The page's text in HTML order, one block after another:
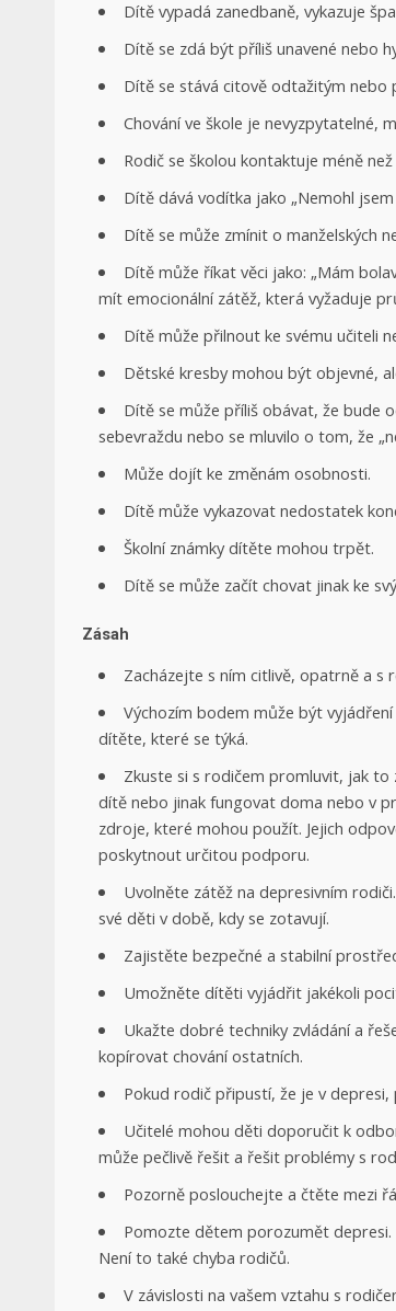
Dítě vypadá zanedbaně, vykazuje
Dítě se zdá být příliš unavené nebo
Dítě se stává citově odtažitým nebo
Chování ve škole je nevyzpytatelné,
Rodič se školou kontaktuje méně
Dítě dává vodítka jako „Nemohl
Dítě se může zmínit o manželských
Dítě může říkat věci jako: „Mám
mít emocionální zátěž, která vyžaduje
Dítě může přilnout ke svému učiteli
Dětské kresby mohou být objevné,
Dítě se může příliš obávat, že bude
sebevraždu nebo se mluvilo o tom, že
Může dojít ke změnám osobnosti.
Dítě může vykazovat nedostatek
Školní známky dítěte mohou trpět.
Dítě se může začít chovat jinak ke
Zásah
Zacházejte s ním citlivě, opatrně a s
Výchozím bodem může být
dítěte, které se týká.
Zkuste si s rodičem promluvit, jak
dítě nebo jinak fungovat doma nebo v
zdroje, které mohou použít. Jejich
poskytnout určitou podporu.
Uvolněte zátěž na depresivním
své děti v době, kdy se zotavují.
Zajistěte bezpečné a stabilní
Umožněte dítěti vyjádřit jakékoli
Ukažte dobré techniky zvládání a
kopírovat chování ostatních.
Pokud rodič připustí, že je v
Učitelé mohou děti doporučit k
může pečlivě řešit a řešit problémy s
Pozorně poslouchejte a čtěte mezi
Pomozte dětem porozumět
Není to také chyba rodičů.
V závislosti na vašem vztahu s